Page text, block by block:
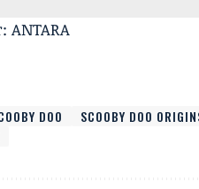
ANTARA
DOO SCOOBY DOO